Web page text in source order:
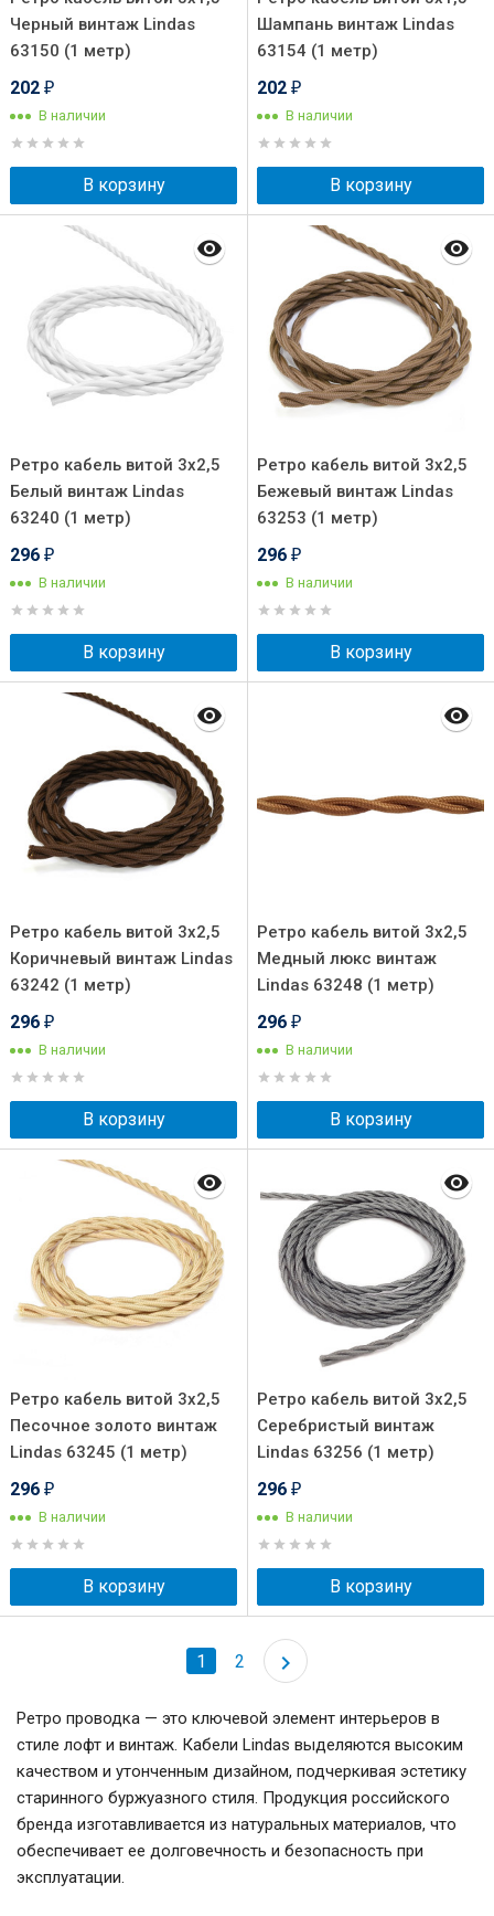
Черный винтаж Lindas
63150 (1 метр)
202 ₽
В наличии
В корзину
Шампань винтаж Lindas
63154 (1 метр)
202 ₽
В наличии
В корзину
Ретро кабель витой 3x2,5
Белый винтаж Lindas
63240 (1 метр)
296 ₽
В наличии
В корзину
Ретро кабель витой 3x2,5
Бежевый винтаж Lindas
63253 (1 метр)
296 ₽
В наличии
В корзину
Ретро кабель витой 3x2,5
Коричневый винтаж Lindas
63242 (1 метр)
296 ₽
В наличии
В корзину
Ретро кабель витой 3x2,5
Медный люкс винтаж
Lindas 63248 (1 метр)
296 ₽
В наличии
В корзину
Ретро кабель витой 3x2,5
Песочное золото винтаж
Lindas 63245 (1 метр)
296 ₽
В наличии
В корзину
Ретро кабель витой 3x2,5
Серебристый винтаж
Lindas 63256 (1 метр)
296 ₽
В наличии
В корзину
1 2
Ретро проводка — это ключевой элемент интерьеров в
стиле лофт и винтаж. Кабели Lindas выделяются высоким
качеством и утонченным дизайном, подчеркивая эстетику
старинного буржуазного стиля. Продукция российского
бренда изготавливается из натуральных материалов, что
обеспечивает ее долговечность и безопасность при
эксплуатации.